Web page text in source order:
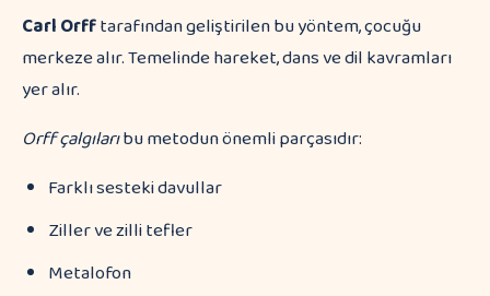
Carl Orfftarafından geliştirilen bu yöntem, çocuğu
merkeze alır. Temelinde hareket, dans ve dil kavramları
yer alır.
Orff çalgılarıbu metodun önemli parçasıdır:
Farklı sesteki davullar
Ziller ve zilli tefler
Metalofon